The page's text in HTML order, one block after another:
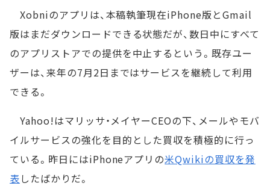
Xobniのアプリは、本稿執筆現在iPhone版とGmail
版はまだダウンロードできる状態だが、数日中にすべて
のアプリストアでの提供を中止するという。既存ユー
ザーは、来年の7月2日まではサービスを継続して利用
できる。
Yahoo!はマリッサ・メイヤーCEOの下、メールやモバ
イルサービスの強化を目的とした買収を積極的に行っ
ている。昨日にはiPhoneアプリの米Qwikiの買収を発
表したばかりだ。